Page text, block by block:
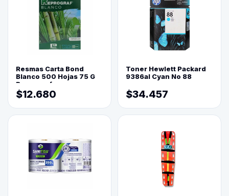
Resmas Carta Bond
Blanco 500 Hojas 75 G
Reprograf.
$12.680
Toner Hewlett Packard
9386al Cyan No 88
$34.457